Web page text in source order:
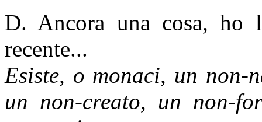
D. Ancora una cosa, ho
recente...
Esiste, o monaci, un non-
un non-creato, un non-